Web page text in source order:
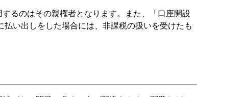
るのはその親権者となります。また、「口座開設
い出しをした場合には、非課税の扱いを受けたも